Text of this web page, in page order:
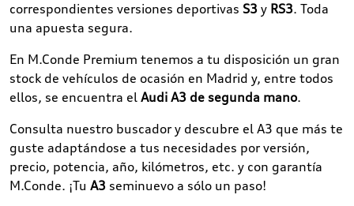
correspondientes versiones deportivas S3 y RS3. Toda
una apuesta segura.
En M.Conde Premium tenemos a tu disposición un gran
stock de vehículos de ocasión en Madrid y, entre todos
ellos, se encuentra el Audi A3 de segunda mano.
Consulta nuestro buscador y descubre el A3 que más te
guste adaptándose a tus necesidades por versión,
precio, potencia, año, kilómetros, etc. y con garantía
M.Conde. ¡Tu A3 seminuevo a sólo un paso!